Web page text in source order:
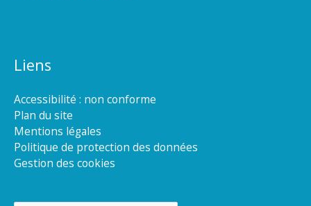
Liens
Accessibilité : non conforme
Plan du site
Mentions légales
Politique de protection des données
Gestion des cookies